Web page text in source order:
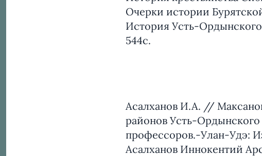
Очерки истории
История Усть-
544с.
Асалханов И.А. //
районов Усть-Ордынского
профессоров.-Улан-Удэ:
Асалханов Иннокентий